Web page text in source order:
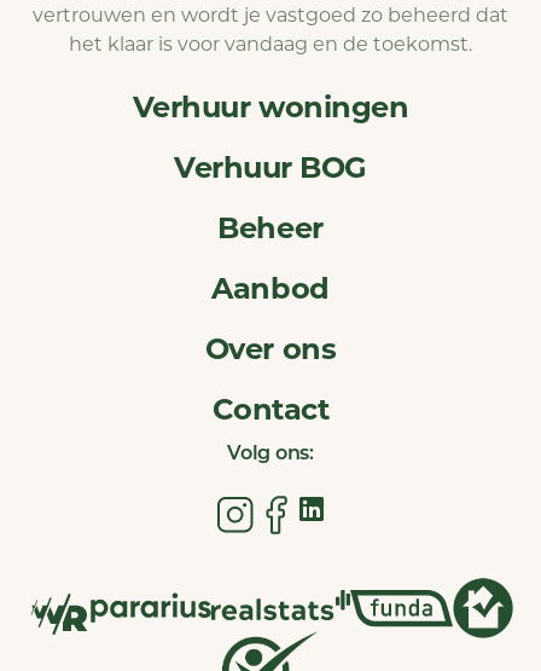
vertrouwen en wordt je vastgoed zo beheerd dat
het klaar is voor vandaag en de toekomst.
Verhuur woningen
Verhuur BOG
Beheer
Aanbod
Over ons
Contact
Volg ons: